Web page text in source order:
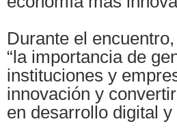
Durante el
“la importancia de
instituciones y
innovación y
en desarrollo digital